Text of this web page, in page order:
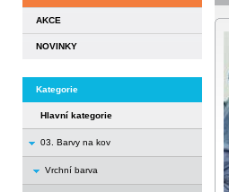
AKCE
NOVINKY
Kategorie
Hlavní kategorie
03. Barvy na kov
Vrchní barva